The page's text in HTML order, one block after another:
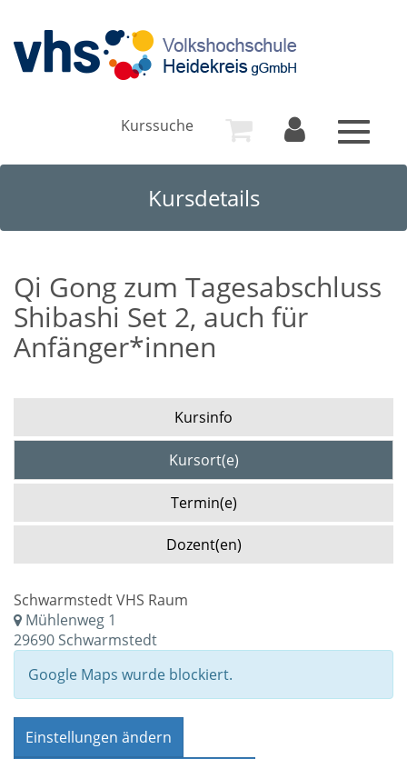
Kurssuche
Toggle
Kursdetails
Qi Gong zum Tagesabschluss
Shibashi Set 2, auch für
Anfänger*innen
Kursinfo
Kursort(e)
Termin(e)
Dozent(en)
Schwarmstedt VHS Raum
Mühlenweg 1
29690 Schwarmstedt
Google Maps wurde blockiert.
Einstellungen ändern